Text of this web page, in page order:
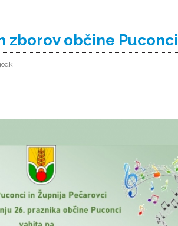
zborov občine Puconci